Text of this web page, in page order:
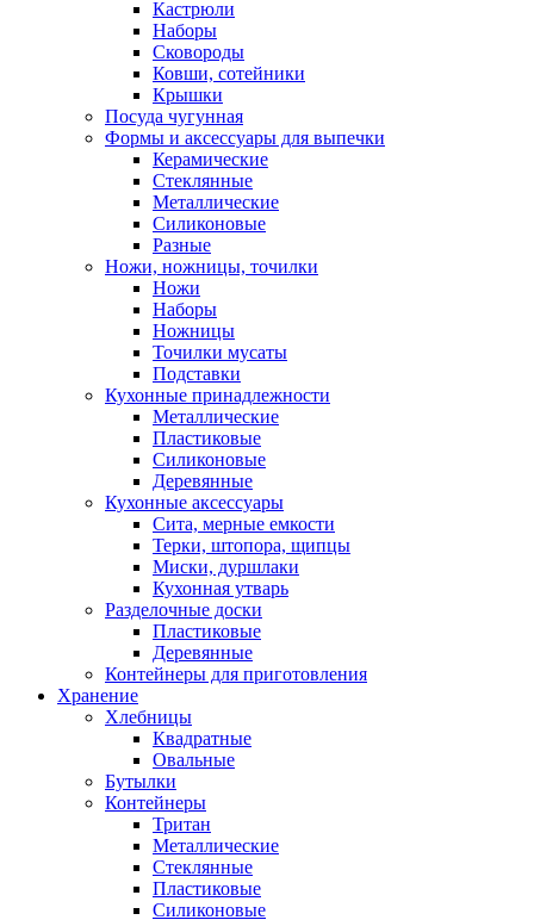
Кастрюли
Наборы
Сковороды
Ковши, сотейники
Крышки
Посуда чугунная
Формы и аксессуары для выпечки
Керамические
Стеклянные
Металлические
Силиконовые
Разные
Ножи, ножницы, точилки
Ножи
Наборы
Ножницы
Точилки мусаты
Подставки
Кухонные принадлежности
Металлические
Пластиковые
Силиконовые
Деревянные
Кухонные аксессуары
Сита, мерные емкости
Терки, штопора, щипцы
Миски, дуршлаки
Кухонная утварь
Разделочные доски
Пластиковые
Деревянные
Контейнеры для приготовления
Хранение
Хлебницы
Квадратные
Овальные
Бутылки
Контейнеры
Тритан
Металлические
Стеклянные
Пластиковые
Силиконовые